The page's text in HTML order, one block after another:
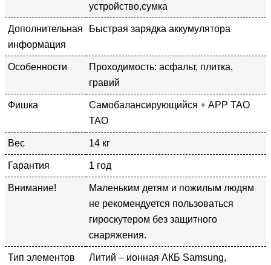
устройство,сумка
Дополнительная
информация
Быстрая зарядка аккумулятора
Особенности
Проходимость: асфальт, плитка,
гравий
Фишка
Самобалансирующийся + APP TAO
TAO
Вес 14 кг
Гарантия 1 год
Внимание!
Маленьким детям и пожилым людям
не рекомендуется пользоваться
гироскутером без защитного
снаряжения.
Тип элементов
Литий – ионная АКБ Samsung,